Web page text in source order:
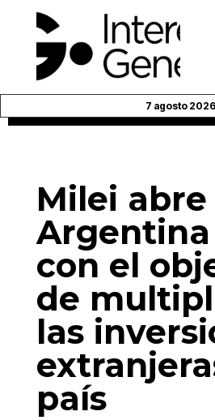
7 agosto 2026
Milei abre
con el
de
las
país